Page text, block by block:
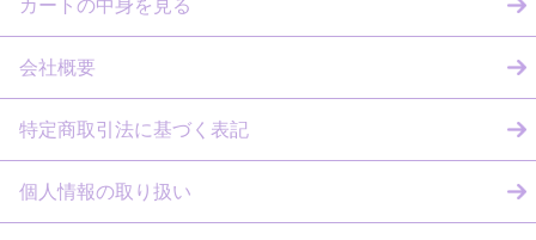
カートの中身を見る
会社概要
特定商取引法に基づく表記
個人情報の取り扱い